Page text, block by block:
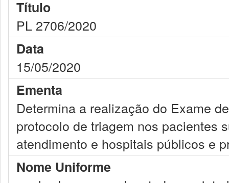
Título
PL 2706/2020
Data
15/05/2020
Ementa
Determina a realização do Exame
protocolo de triagem nos pacientes
atendimento e hospitais públicos e
Nome Uniforme